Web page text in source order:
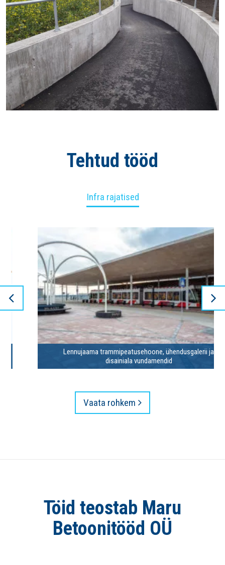
Tehtud tööd
Infra rajatised
Lennujaama trammipeatusehoone, ühendusgalerii ja
disainiala vundamendid
Vaata rohkem
Töid teostab Maru
Betoonitööd OÜ